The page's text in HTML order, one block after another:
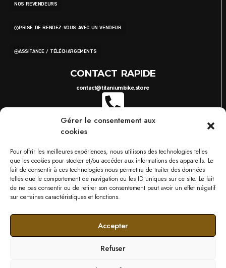
Gérer le consentement aux
cookies
Pour offrir les meilleures expériences, nous utilisons des technologies telles
que les cookies pour stocker et/ou accéder aux informations des appareils. Le
fait de consentir à ces technologies nous permettra de traiter des données
telles que le comportement de navigation ou les ID uniques sur ce site. Le fait
de ne pas consentir ou de retirer son consentement peut avoir un effet négatif
sur certaines caractéristiques et fonctions.
Accepter
Refuser
NOS REVENDEURS
PRISE DE RENDEZ-VOUS AVEC UN VENDEUR
ASSITANCE / TÉLÉCHARGEMENTS
CONTACT RAPIDE
contact@titaniumbike.store
0035 26 61 40 36 17
749 RUE DU BOIS D'ORLY, 57685 AUGNY
NOS MARQUES